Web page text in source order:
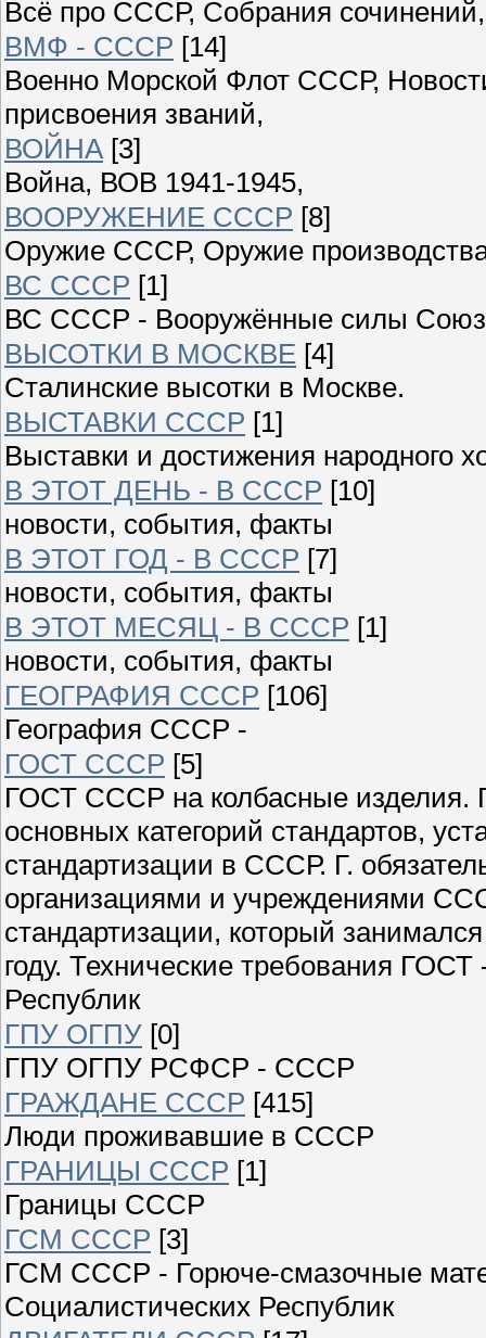
Всё про СССР, Собрания
ВМФ - СССР [14]
Военно Морской Флот СССР,
присвоения званий,
ВОЙНА [3]
Война, ВОВ 1941-1945,
ВООРУЖЕНИЕ СССР [8]
Оружие СССР, Оружие
ВС СССР [1]
ВС СССР - Вооружённые силы
ВЫСОТКИ В МОСКВЕ [4]
Сталинские высотки в Москве.
ВЫСТАВКИ СССР [1]
Выставки и достижения народного
В ЭТОТ ДЕНЬ - В СССР [10]
новости, события, факты
В ЭТОТ ГОД - В СССР [7]
новости, события, факты
В ЭТОТ МЕСЯЦ - В СССР [1]
новости, события, факты
ГЕОГРАФИЯ СССР [106]
География СССР -
ГОСТ СССР [5]
ГОСТ СССР на колбасные изделия.
основных категорий стандартов,
стандартизации в СССР. Г.
организациями и учреждениями
стандартизации, который
году. Технические требования
Республик
ГПУ ОГПУ [0]
ГПУ ОГПУ РСФСР - СССР
ГРАЖДАНЕ СССР [415]
Люди проживавшие в СССР
ГРАНИЦЫ СССР [1]
Границы СССР
ГСМ СССР [3]
ГСМ СССР - Горюче-смазочные
Социалистических Республик